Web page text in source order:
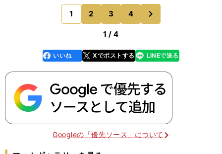
は。交代で投入されたのはセスク・ファブレガスだ
った。中盤選
1 2 3 4
のページへ
1 / 4
faceboo
k
いいね Xでポストする
line LINEで送る
Googleの「優先ソース」について